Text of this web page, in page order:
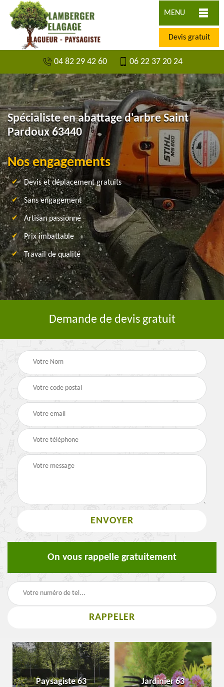
MENU
Devis gratuit
04 82 29 42 60 06 22 37 20 24
Spécialiste en abattage d'arbre Saint
Pardoux 63440
Nos engagements
Devis et déplacement gratuits
Sans engagement
Artisan passionné
Prix imbattable
Travail de qualité
Demande de devis gratuit
On vous rappelle gratuitement
Paysagiste 63 Jardinier 63